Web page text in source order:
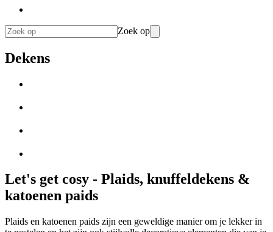
Zoek op
Dekens
Let's get cosy - Plaids, knuffeldekens &
katoenen paids
Plaids en katoenen paids zijn een geweldige manier om je lekker in